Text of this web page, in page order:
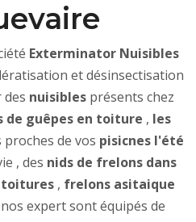
Exterminator Nuisibles
et désinsectisation
des nuisiblesprésents chez
de guêpes en toiture , les
de vos pisicnes l'été
, des nids de frelons dans
toitures , frelons asitaique
nos expert sont équipés de